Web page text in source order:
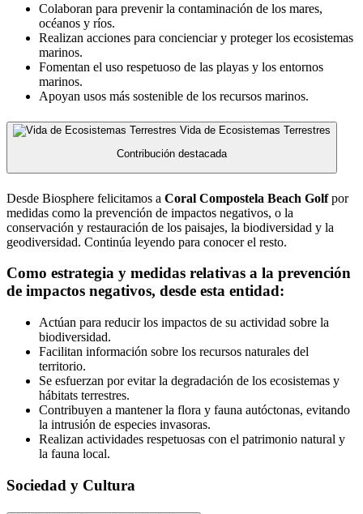
Colaboran para prevenir la contaminación de los mares,
océanos y ríos.
Realizan acciones para concienciar y proteger los ecosistemas
marinos.
Fomentan el uso respetuoso de las playas y los entornos
marinos.
Apoyan usos más sostenible de los recursos marinos.
Vida de Ecosistemas Terrestres
Contribución destacada
Desde Biosphere felicitamos a Coral Compostela Beach Golfpor
medidas como la prevención de impactos negativos, o la
conservación y restauración de los paisajes, la biodiversidad y la
geodiversidad. Continúa leyendo para conocer el resto.
Como estrategia y medidas relativas a la prevención
de impactos negativos, desde esta entidad:
Actúan para reducir los impactos de su actividad sobre la
biodiversidad.
Facilitan información sobre los recursos naturales del
territorio.
Se esfuerzan por evitar la degradación de los ecosistemas y
hábitats terrestres.
Contribuyen a mantener la flora y fauna autóctonas, evitando
la intrusión de especies invasoras.
Realizan actividades respetuosas con el patrimonio natural y
la fauna local.
Sociedad y Cultura